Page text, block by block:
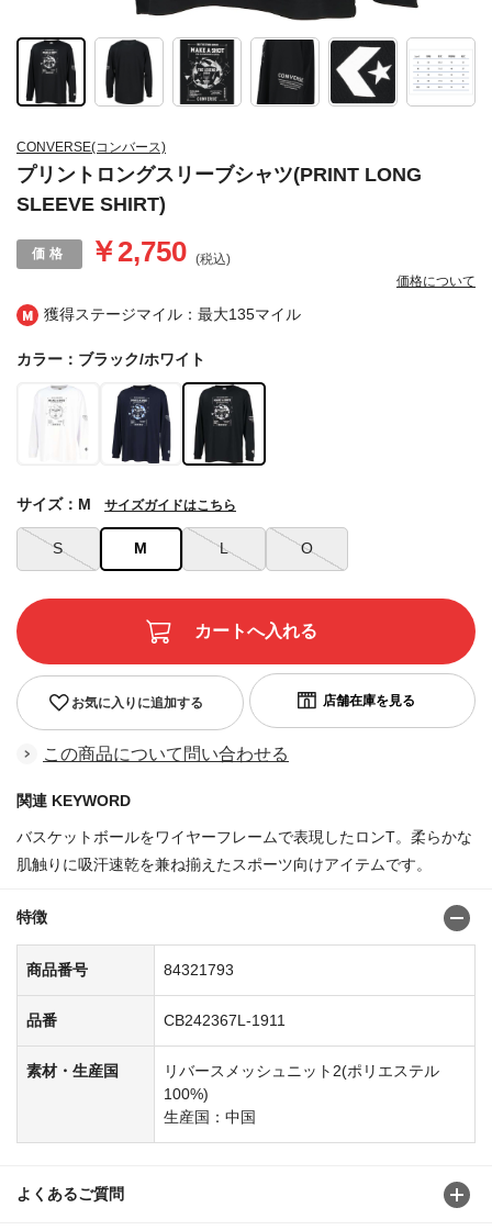
獲得ステージマイル：最大135マイル
CONVERSE(コンバース)
プリントロングスリーブシャツ(PRINT LONG
SLEEVE SHIRT)
￥2,750 (税込)
価格について
カラー：ブラック/ホワイト
S M L O
サイズ：M サイズガイドはこちら
お気に入りに追加する
この商品について問い合わせる
関連 KEYWORD
バスケットボールをワイヤーフレームで表現したロンT。柔らかな
肌触りに吸汗速乾を兼ね揃えたスポーツ向けアイテムです。
特徴
商品番号 84321793
品番 CB242367L-1911
素材・生産国
リバースメッシュニット2(ポリエステル
100%)
生産国：中国
よくあるご質問